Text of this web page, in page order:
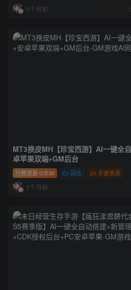
1个月前
MT3换皮MH【珍宝西游】AI一键全
卓苹果双端+GM后台
付费资源 G币30 回合 手游资源
1个月前